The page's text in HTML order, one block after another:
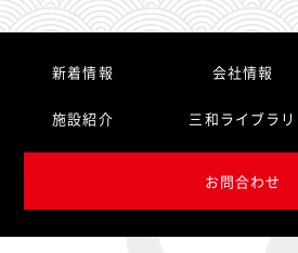
新着情報 会社情報
施設紹介 三和ライブラリ
お問合わせ